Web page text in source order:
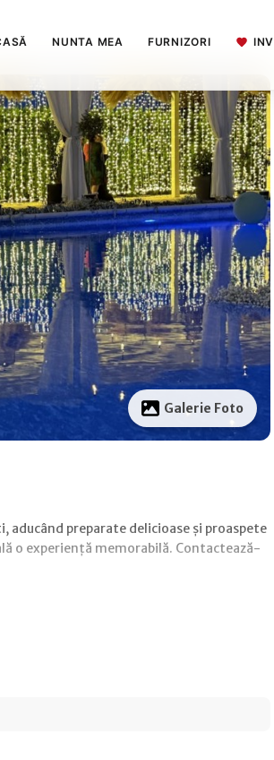
NUNTA MEA FURNIZORI
Galerie Foto
aducând preparate delicioase și proaspete
o experiență memorabilă. Contactează-